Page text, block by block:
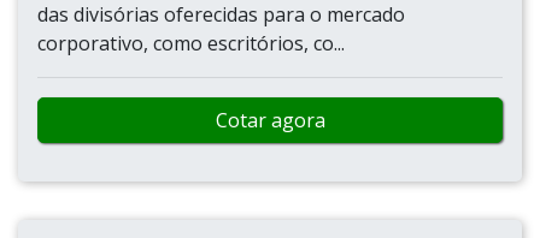
das divisórias oferecidas para o mercado
corporativo, como escritórios, co...
Cotar agora